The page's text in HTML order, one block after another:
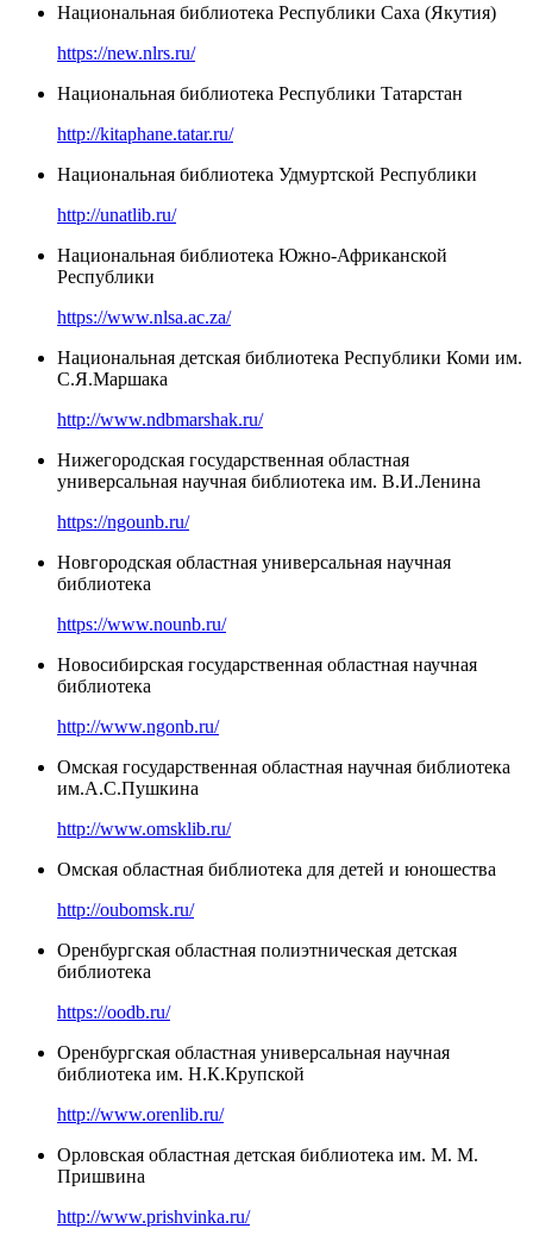
Национальная библиотека Республики Саха (Якутия)
https://new.nlrs.ru/
Национальная библиотека Республики Татарстан
http://kitaphane.tatar.ru/
Национальная библиотека Удмуртской Республики
http://unatlib.ru/
Национальная библиотека Южно-Африканской
Республики
https://www.nlsa.ac.za/
Национальная детская библиотека Республики Коми им.
С.Я.Маршака
http://www.ndbmarshak.ru/
Нижегородская государственная областная
универсальная научная библиотека им. В.И.Ленина
https://ngounb.ru/
Новгородская областная универсальная научная
библиотека
https://www.nounb.ru/
Новосибирская государственная областная научная
библиотека
http://www.ngonb.ru/
Омская государственная областная научная библиотека
им.А.С.Пушкина
http://www.omsklib.ru/
Омская областная библиотека для детей и юношества
http://oubomsk.ru/
Оренбургская областная полиэтническая детская
библиотека
https://oodb.ru/
Оренбургская областная универсальная научная
библиотека им. Н.К.Крупской
http://www.orenlib.ru/
Орловская областная детская библиотека им. М. М.
Пришвина
http://www.prishvinka.ru/